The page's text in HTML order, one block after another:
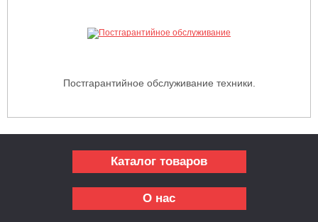
Постгарантийное обслуживание техники.
Каталог товаров
О нас